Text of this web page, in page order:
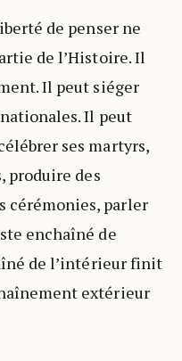
de penser ne
de l’Histoire. Il
Il peut siéger
Il peut
ses martyrs,
produire des
cérémonies, parler
enchaîné de
de l’intérieur finit
extérieur